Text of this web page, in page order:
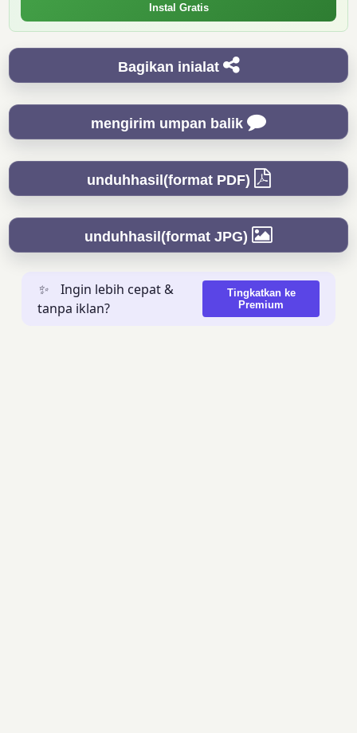
Instal Gratis
Bagikan inialat
mengirim umpan balik
unduhhasil(format PDF)
unduhhasil(format JPG)
✨
Ingin lebih cepat &
tanpa iklan?
Tingkatkan ke
Premium